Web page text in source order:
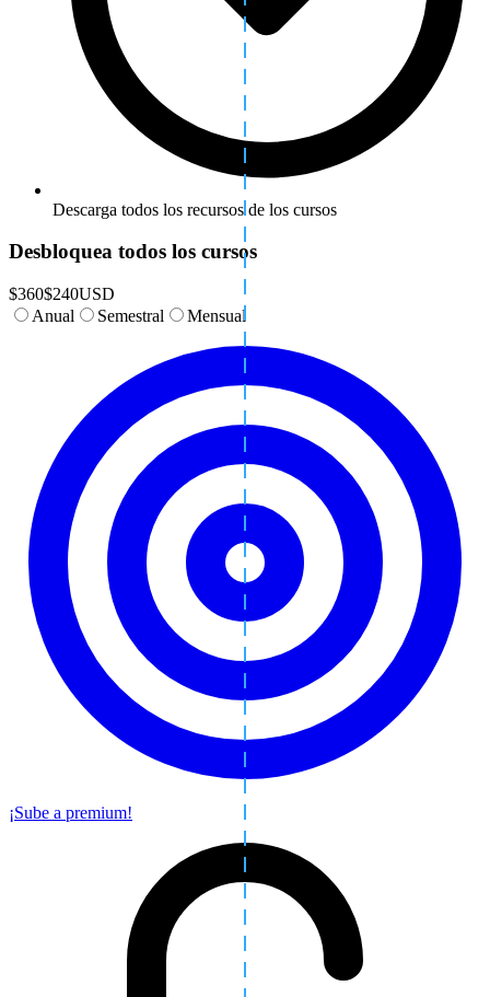
Descarga todos los recursos de los cursos
Desbloquea todos los cursos
$360$240USD
Anual
Semestral Mensual
¡Sube a premium!